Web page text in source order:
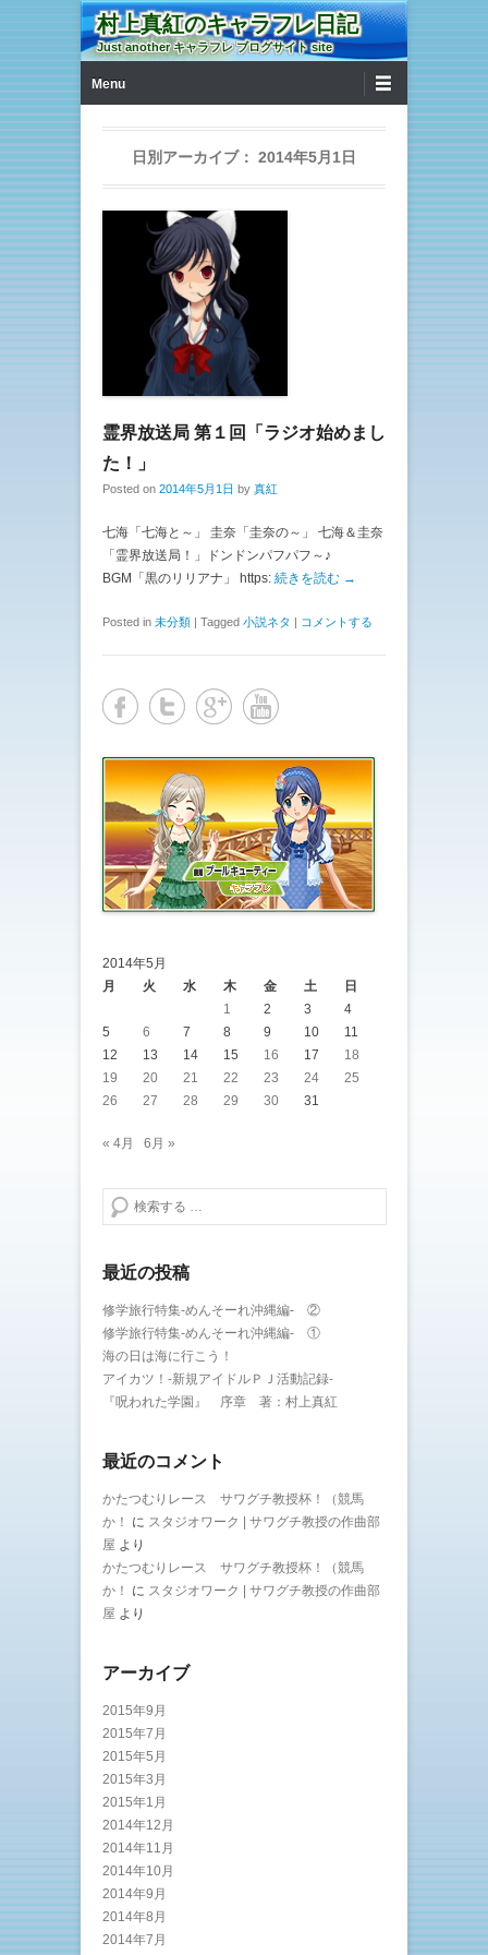
村上真紅のキャラフレ日記
Just another キャラフレ ブログサイト site
Menu
日別アーカイブ： 2014年5月1日
霊界放送局 第１回「ラジオ始めまし
た！」
Posted on 2014年5月1日 by 真紅
七海「七海と～」 圭奈「圭奈の～」 七海＆圭奈
「霊界放送局！」ドンドンパフパフ～♪
BGM「黒のリリアナ」 https: 続きを読む →
Posted in 未分類 | Tagged 小説ネタ | コメントする
2014年5月
月
火 水 木 金 土
日
1
2 3
4
5
6 7 8 9 10
11
12
13 14 15 16 17
18
19
20 21 22 23 24
25
26
27 28 29 30 31
« 4月 6月 »
検索する
最近の投稿
修学旅行特集-めんそーれ沖縄編- ②
修学旅行特集-めんそーれ沖縄編- ①
海の日は海に行こう！
アイカツ！-新規アイドルＰＪ活動記録-
『呪われた学園』 序章 著：村上真紅
最近のコメント
かたつむりレース サワグチ教授杯！（競馬
か！
に スタジオワーク | サワグチ教授の作曲部
屋 より
かたつむりレース サワグチ教授杯！（競馬
か！
に スタジオワーク | サワグチ教授の作曲部
屋 より
アーカイブ
2015年9月
2015年7月
2015年5月
2015年3月
2015年1月
2014年12月
2014年11月
2014年10月
2014年9月
2014年8月
2014年7月